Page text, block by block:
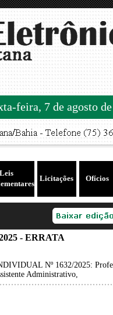
feira, 7 de agosto
Leis
Licitações Ofícios
- ERRATA
Nº 1632/2025:
Administrativo,